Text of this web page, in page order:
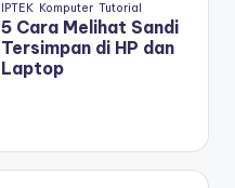
IPTEK Komputer Tutorial
5 Cara Melihat Sandi
Tersimpan di HP dan
Laptop